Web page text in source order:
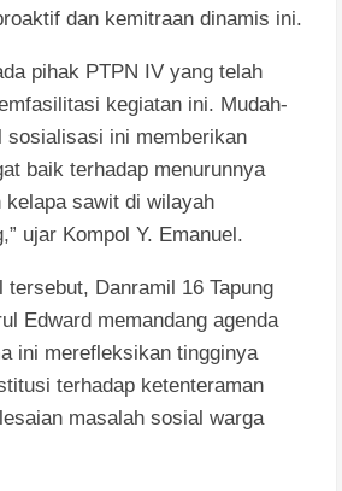
dan kemitraan dinamis ini.
pihak PTPN IV yang telah
kegiatan ini. Mudah-
sosialisasi ini memberikan
baik terhadap menurunnya
kelapa sawit di wilayah
ujar Kompol Y. Emanuel.
tersebut, Danramil 16 Tapung
Edward memandang agenda
ini merefleksikan tingginya
terhadap ketenteraman
masalah sosial warga